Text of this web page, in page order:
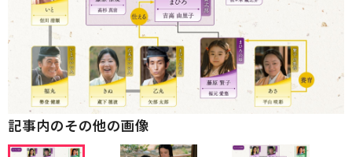
記事内のその他の画像